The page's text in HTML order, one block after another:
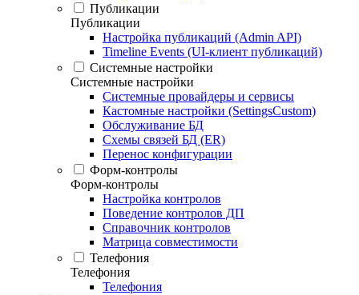
Публикации
Публикации
Настройка публикаций (Admin API)
Timeline Events (UI-клиент публикаций)
Системные настройки
Системные настройки
Системные провайдеры и сервисы
Кастомные настройки (SettingsCustom)
Обслуживание БД
Схемы связей БД (ER)
Перенос конфигурации
Форм-контролы
Форм-контролы
Настройка контролов
Поведение контролов ДП
Справочник контролов
Матрица совместимости
Телефония
Телефония
Телефония